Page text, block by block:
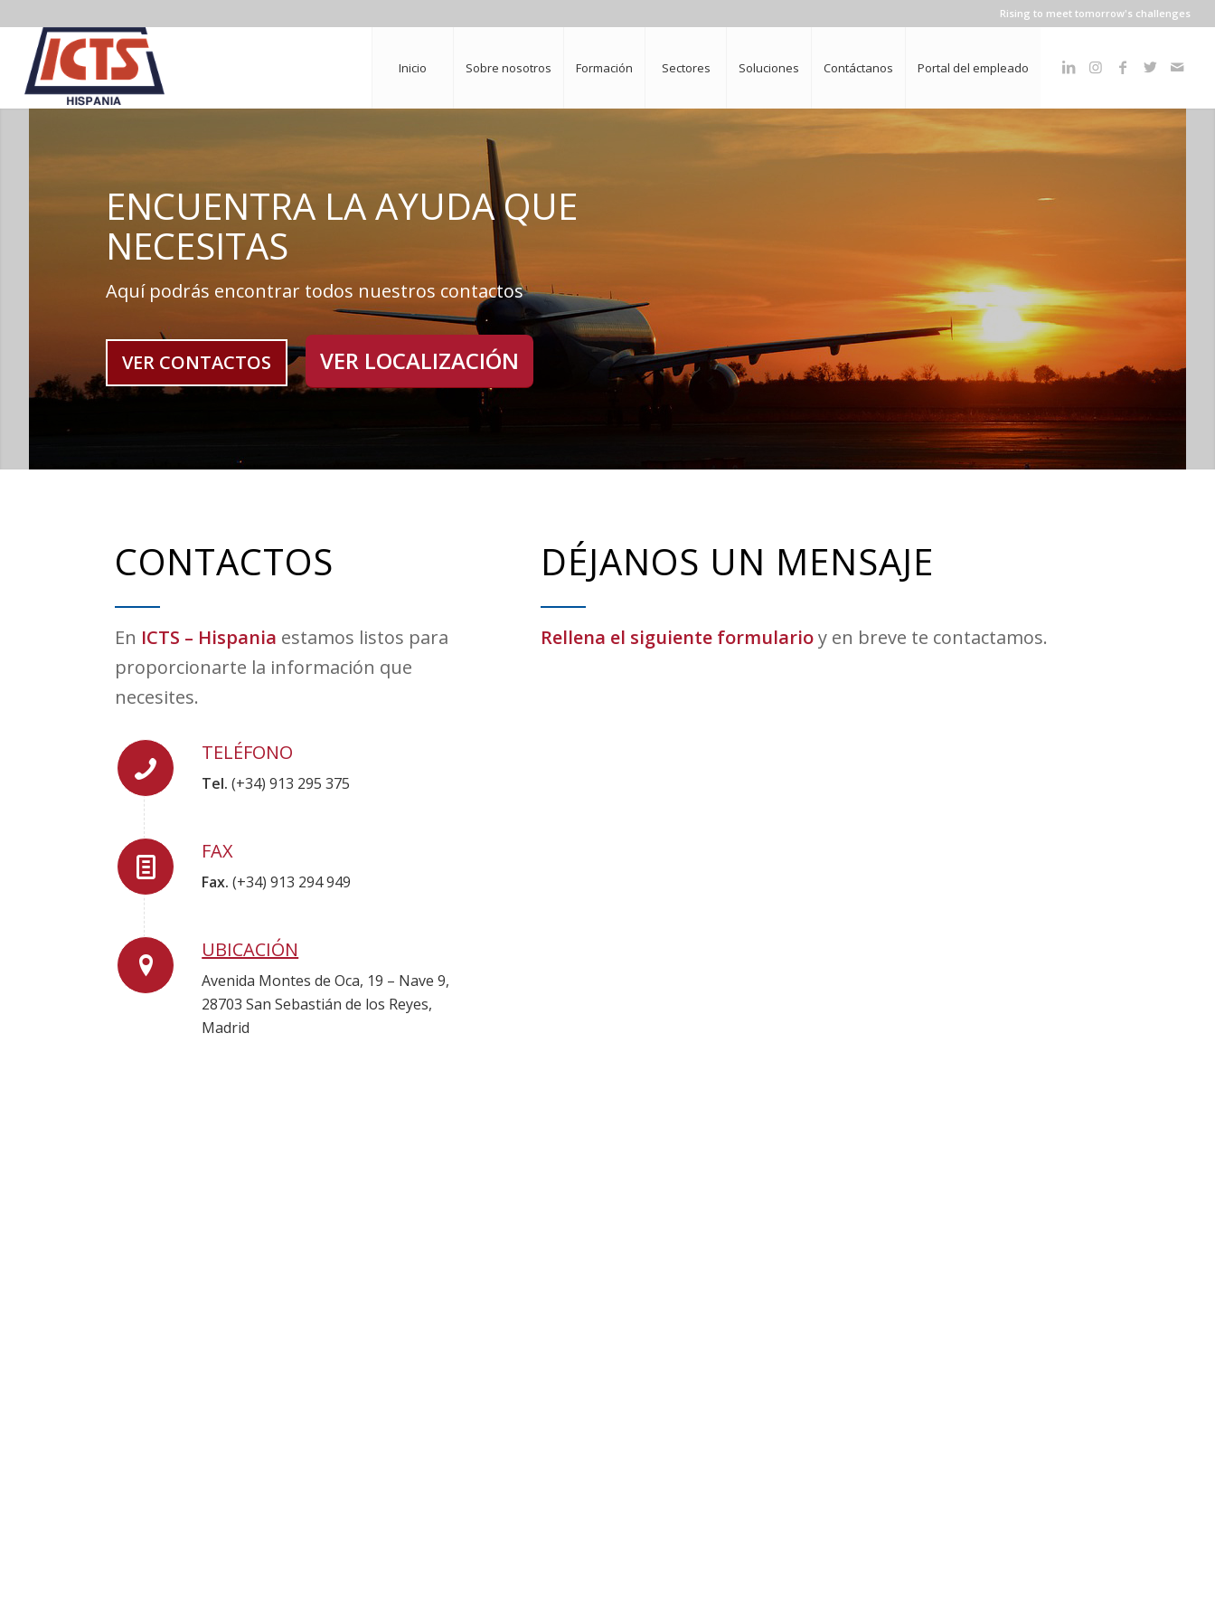
Rising to meet tomorrow's challenges
Inicio Sobre nosotros Formación Sectores Soluciones Contáctanos Portal del empleado
ENCUENTRA LA AYUDA QUE
NECESITAS
Aquí podrás encontrar todos nuestros contactos
VER CONTACTOS VER LOCALIZACIÓN
CONTACTOS
En ICTS – Hispania estamos listos para
proporcionarte la información que
necesites.
TELÉFONO
Tel.(+34) 913 295 375
FAX
Fax.(+34) 913 294 949
UBICACIÓN
Avenida Montes de Oca, 19 – Nave 9,
28703 San Sebastián de los Reyes,
Madrid
DÉJANOS UN MENSAJE
Rellena el siguiente formularioy en breve te contactamos.